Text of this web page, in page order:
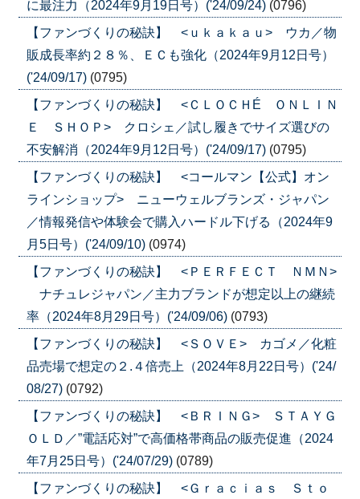
に最注力（2024年9月19日号）('24/09/24) (0796)
【ファンづくりの秘訣】 <ｕｋａｋａｕ> ウカ／物
販成長率約２８％、ＥＣも強化（2024年9月12日号）
('24/09/17) (0795)
【ファンづくりの秘訣】 <ＣＬＯＣＨÉ ＯＮＬＩＮ
Ｅ ＳＨＯＰ> クロシェ／試し履きでサイズ選びの
不安解消（2024年9月12日号）('24/09/17) (0795)
【ファンづくりの秘訣】 <コールマン【公式】オン
ラインショップ> ニューウェルブランズ・ジャパン
／情報発信や体験会で購入ハードル下げる（2024年9
月5日号）('24/09/10) (0974)
【ファンづくりの秘訣】 <ＰＥＲＦＥＣＴ ＮＭＮ>
ナチュレジャパン／主力ブランドが想定以上の継続
率（2024年8月29日号）('24/09/06) (0793)
【ファンづくりの秘訣】 <ＳＯＶＥ> カゴメ／化粧
品売場で想定の２.４倍売上（2024年8月22日号）('24/
08/27) (0792)
【ファンづくりの秘訣】 <ＢＲＩＮＧ> ＳＴＡＹＧ
ＯＬＤ／”電話応対”で高価格帯商品の販売促進（2024
年7月25日号）('24/07/29) (0789)
【ファンづくりの秘訣】 <Ｇｒａｃｉａｓ Ｓｔｏ